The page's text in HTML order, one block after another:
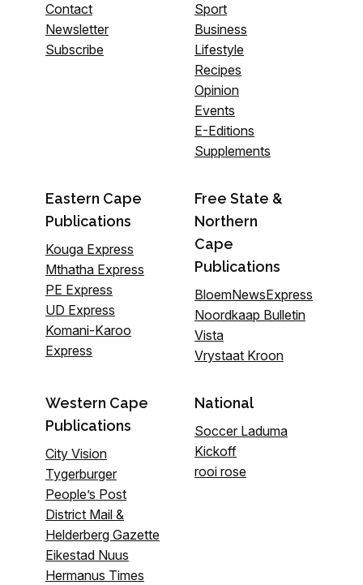
Contact
Newsletter
Subscribe
Sport
Business
Lifestyle
Recipes
Opinion
Events
E-Editions
Supplements
Eastern Cape
Publications
Kouga Express
Mthatha Express
PE Express
UD Express
Komani-Karoo
Express
Free State &
Northern
Cape
Publications
BloemNewsExpress
Noordkaap Bulletin
Vista
Vrystaat Kroon
Western Cape
Publications
City Vision
Tygerburger
People’s Post
District Mail &
Helderberg Gazette
Eikestad Nuus
Hermanus Times
National
Soccer Laduma
Kickoff
rooi rose